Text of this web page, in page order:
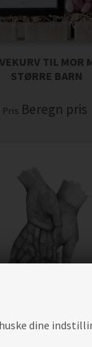
dine
TIL MOR
STØRRE BARN
Pris Beregn pris